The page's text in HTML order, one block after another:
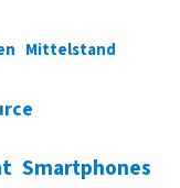
Mittelstand
Smartphones